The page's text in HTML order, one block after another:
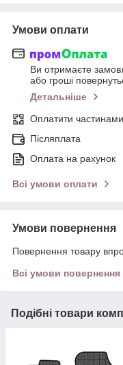
Умови оплати
Ви отримаєте
або гроші
Детальніше
Оплатити частинами
Післяплата
Оплата на рахунок
Всі умови оплати
Умови повернення
Повернення товару
Всі умови повернення
Подібні товари